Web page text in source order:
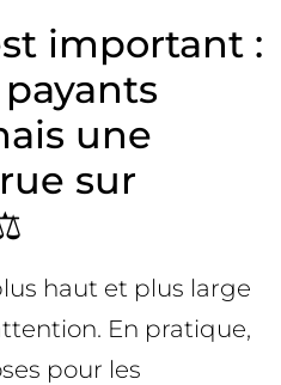
important :
une
sur
haut et plus large
En pratique,
pour les